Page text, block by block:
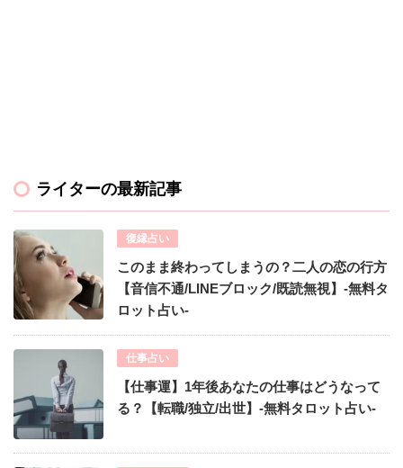
ライターの最新記事
復縁占い
このまま終わってしまうの？二人の恋の行方
【音信不通/LINEブロック/既読無視】-無料タ
ロット占い-
仕事占い
【仕事運】1年後あなたの仕事はどうなって
る？【転職/独立/出世】-無料タロット占い-